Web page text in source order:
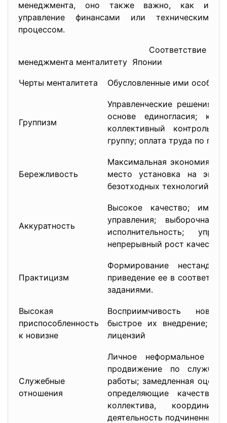
менеджмента, оно также важно, как и
управление финансами или техническим
процессом.
Соответствие
менеджмента менталитету Японии
Черты менталитета Обусловленные ими
Группизм
Управленческие решения
основе единогласия;
коллективный контроль;
группу; оплата труда по
Бережливость
Максимальная экономия на
место установка на
безотходных технологий.
Аккуратность
Высокое качество;
управления; выборочная
исполнительность;
непрерывный рост качества.
Практицизм
Формирование
приведение ее в
заданиями.
Высокая
приспособленность
к новизне
Восприимчивость
быстрое их внедрение;
лицензий
Служебные
отношения
Личное неформальное
продвижение по службе
работы; замедленная
определяющие качества
коллектива,
деятельность подчиненных.